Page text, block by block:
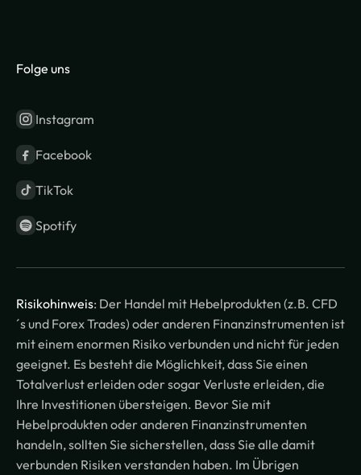
Folge uns
Instagram
Facebook
TikTok
Spotify
Risikohinweis: Der Handel mit Hebelprodukten (z.B. CFD
´s und Forex Trades) oder anderen Finanzinstrumenten ist
mit einem enormen Risiko verbunden und nicht für jeden
geeignet. Es besteht die Möglichkeit, dass Sie einen
Totalverlust erleiden oder sogar Verluste erleiden, die
Ihre Investitionen übersteigen. Bevor Sie mit
Hebelprodukten oder anderen Finanzinstrumenten
handeln, sollten Sie sicherstellen, dass Sie alle damit
verbunden Risiken verstanden haben. Im Übrigen